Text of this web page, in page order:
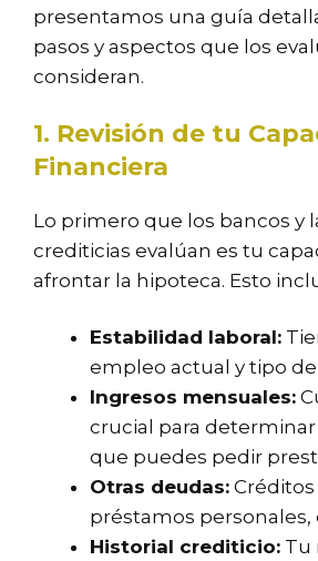
presentamos una guía
pasos y aspectos que los
consideran.
1. Revisión de tu
Financiera
Lo primero que los bancos y
crediticias evalúan es tu
afrontar la hipoteca. Esto
Estabilidad laboral:
empleo actual y tipo
Ingresos mensuales:
crucial para
que puedes pedir
Otras deudas:
préstamos personales,
Historial crediticio: Tu